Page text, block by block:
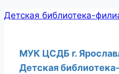
Перейти
Детская библиотека-
МУК ЦСДБ г.
Детская